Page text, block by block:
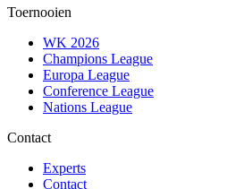
Toernooien
WK 2026
Champions League
Europa League
Conference League
Nations League
Contact
Experts
Contact